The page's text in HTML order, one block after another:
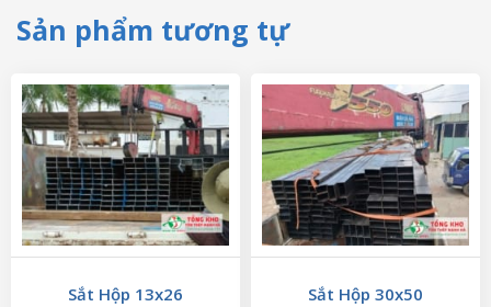
Sản phẩm tương tự
Sắt Hộp 13x26 Sắt Hộp 30x50